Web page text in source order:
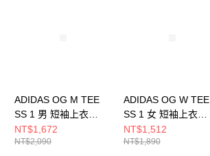
ADIDAS OG M TEE
SS 1 男 短袖上衣
KT3040
NT$1,672
NT$2,090
ADIDAS OG W TEE
SS 1 女 短袖上衣
KT3062
NT$1,512
NT$1,890